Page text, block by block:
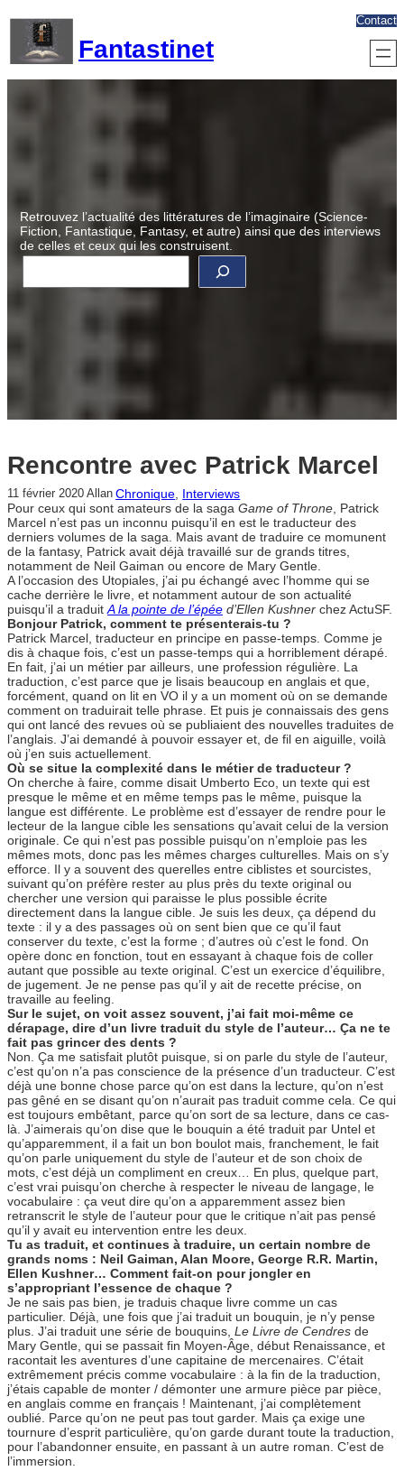
contenu
Fantastinet
Contact
Retrouvez l’actualité des littératures de l’imaginaire (Science-
Fiction, Fantastique, Fantasy, et autre) ainsi que des interviews
de celles et ceux qui les construisent.
R
c
Rencontre avec Patrick Marcel
11 février 2020 Allan Chronique, Interviews
Pour ceux qui sont amateurs de la saga Game of Throne, Patrick
Marcel n’est pas un inconnu puisqu’il en est le traducteur des
derniers volumes de la saga. Mais avant de traduire ce momunent
de la fantasy, Patrick avait déjà travaillé sur de grands titres,
notamment de Neil Gaiman ou encore de Mary Gentle.
A l’occasion des Utopiales, j’ai pu échangé avec l’homme qui se
cache derrière le livre, et notamment autour de son actualité
puisqu’il a traduitA la pointe de l’épée d’Ellen Kushner chez ActuSF.
Bonjour Patrick, comment te présenterais-tu ?
Patrick Marcel, traducteur en principe en passe-temps. Comme je
dis à chaque fois, c’est un passe-temps qui a horriblement dérapé.
En fait, j’ai un métier par ailleurs, une profession régulière. La
traduction, c’est parce que je lisais beaucoup en anglais et que,
forcément, quand on lit en VO il y a un moment où on se demande
comment on traduirait telle phrase. Et puis je connaissais des gens
qui ont lancé des revues où se publiaient des nouvelles traduites de
l’anglais. J’ai demandé à pouvoir essayer et, de fil en aiguille, voilà
où j’en suis actuellement.
Où se situe la complexité dans le métier de traducteur ?
On cherche à faire, comme disait Umberto Eco, un texte qui est
presque le même et en même temps pas le même, puisque la
langue est différente. Le problème est d’essayer de rendre pour le
lecteur de la langue cible les sensations qu’avait celui de la version
originale. Ce qui n’est pas possible puisqu’on n’emploie pas les
mêmes mots, donc pas les mêmes charges culturelles. Mais on s’y
efforce. Il y a souvent des querelles entre ciblistes et sourcistes,
suivant qu’on préfère rester au plus près du texte original ou
chercher une version qui paraisse le plus possible écrite
directement dans la langue cible. Je suis les deux, ça dépend du
texte : il y a des passages où on sent bien que ce qu’il faut
conserver du texte, c’est la forme ; d’autres où c’est le fond. On
opère donc en fonction, tout en essayant à chaque fois de coller
autant que possible au texte original. C’est un exercice d’équilibre,
de jugement. Je ne pense pas qu’il y ait de recette précise, on
travaille au feeling.
Sur le sujet, on voit assez souvent, j’ai fait moi-même ce
dérapage, dire d’un livre traduit du style de l’auteur… Ça ne te
fait pas grincer des dents ?
Non. Ça me satisfait plutôt puisque, si on parle du style de l’auteur,
c’est qu’on n’a pas conscience de la présence d’un traducteur. C’est
déjà une bonne chose parce qu’on est dans la lecture, qu’on n’est
pas gêné en se disant qu’on n’aurait pas traduit comme cela. Ce qui
est toujours embêtant, parce qu’on sort de sa lecture, dans ce cas-
là. J’aimerais qu’on dise que le bouquin a été traduit par Untel et
qu’apparemment, il a fait un bon boulot mais, franchement, le fait
qu’on parle uniquement du style de l’auteur et de son choix de
mots, c’est déjà un compliment en creux… En plus, quelque part,
c’est vrai puisqu’on cherche à respecter le niveau de langage, le
vocabulaire : ça veut dire qu’on a apparemment assez bien
retranscrit le style de l’auteur pour que le critique n’ait pas pensé
qu’il y avait eu intervention entre les deux.
Tu as traduit, et continues à traduire, un certain nombre de
grands noms : Neil Gaiman, Alan Moore, George R.R. Martin,
Ellen Kushner… Comment fait-on pour jongler en
s’appropriant l’essence de chaque ?
Je ne sais pas bien, je traduis chaque livre comme un cas
particulier. Déjà, une fois que j’ai traduit un bouquin, je n’y pense
plus. J’ai traduit une série de bouquins, Le Livre de Cendres de
Mary Gentle, qui se passait fin Moyen-Âge, début Renaissance, et
racontait les aventures d’une capitaine de mercenaires. C’était
extrêmement précis comme vocabulaire : à la fin de la traduction,
j’étais capable de monter / démonter une armure pièce par pièce,
en anglais comme en français ! Maintenant, j’ai complètement
oublié. Parce qu’on ne peut pas tout garder. Mais ça exige une
tournure d’esprit particulière, qu’on garde durant toute la traduction,
pour l’abandonner ensuite, en passant à un autre roman. C’est de
l’immersion.